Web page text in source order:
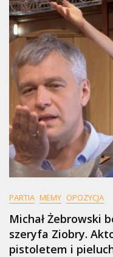
PARTIA MEMY OPOZYCJA
Michał Żebrowski
szeryfa Ziobry.
pistoletem i